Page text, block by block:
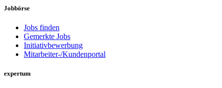
Jobbörse
Jobs finden
Gemerkte Jobs
Initiativbewerbung
Mitarbeiter-/Kundenportal
expertum